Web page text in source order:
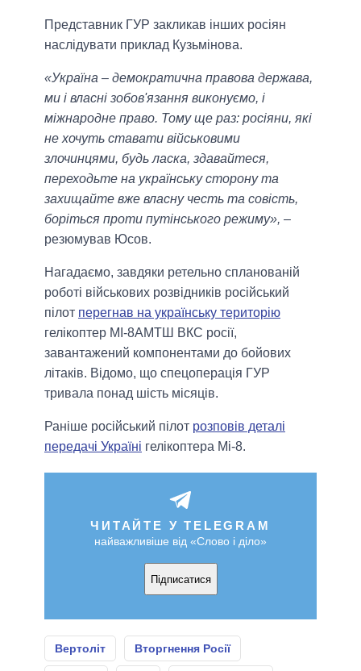
Представник ГУР закликав інших росіян
наслідувати приклад Кузьмінова.
«Україна – демократична правова держава,
ми і власні зобов'язання виконуємо, і
міжнародне право. Тому ще раз: росіяни, які
не хочуть ставати військовими
злочинцями, будь ласка, здавайтеся,
переходьте на українську сторону та
захищайте вже власну честь та совість,
боріться проти путінського режиму», –
резюмував Юсов.
Нагадаємо, завдяки ретельно спланованій
роботі військових розвідників російський
пілот перегнав на українську територію
гелікоптер МІ-8АМТШ ВКС росії,
завантажений компонентами до бойових
літаків. Відомо, що спецоперація ГУР
тривала понад шість місяців.
Раніше російський пілот розповів деталі
передачі Україні гелікоптера Мі-8.
ЧИТАЙТЕ У TELEGRAM
найважливіше від «Слово і діло»
Підписатися
Вертоліт Вторгнення Росії